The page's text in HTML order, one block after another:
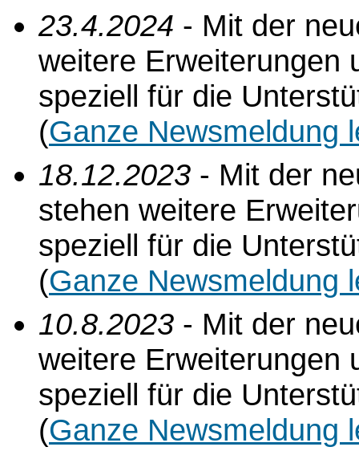
23.4.2024 - Mit der
weitere Erweiterungen
speziell für die
(Ganze Newsmeldung
18.12.2023 - Mit der
stehen weitere
speziell für die
(Ganze Newsmeldung
10.8.2023 - Mit der
weitere Erweiterungen
speziell für die
(Ganze Newsmeldung